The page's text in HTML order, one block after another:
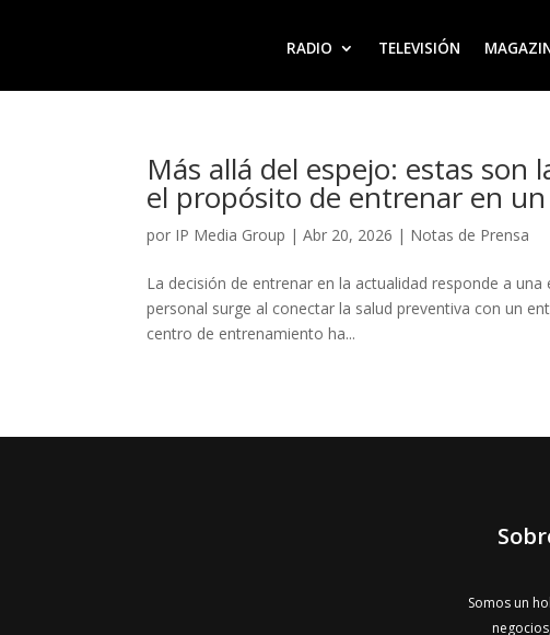
RADIO TELEVISIÓN
Más allá del espejo: estas son
el propósito de entrenar en
por IP Media Group |Abr 20, 2026 | Notas de Prensa
La decisión de entrenar en la actualidad responde a
personal surge al conectar la salud preventiva con un
centro de entrenamiento ha...
Somos un